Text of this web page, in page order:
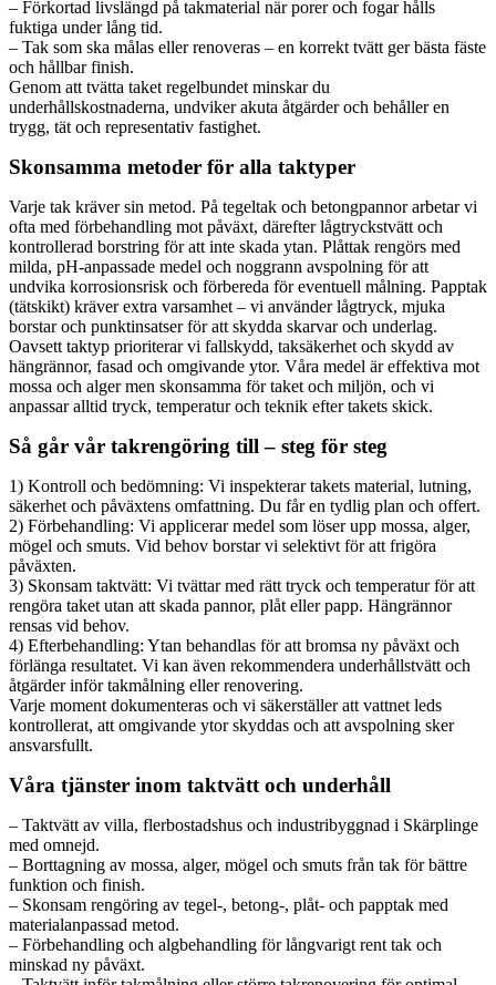
– Förkortad livslängd på takmaterial när porer och fogar hålls
fuktiga under lång tid.
– Tak som ska målas eller renoveras – en korrekt tvätt ger bästa fäste
och hållbar finish.
Genom att tvätta taket regelbundet minskar du
underhållskostnaderna, undviker akuta åtgärder och behåller en
trygg, tät och representativ fastighet.
Skonsamma metoder för alla taktyper
Varje tak kräver sin metod. På tegeltak och betongpannor arbetar vi
ofta med förbehandling mot påväxt, därefter lågtryckstvätt och
kontrollerad borstring för att inte skada ytan. Plåttak rengörs med
milda, pH-anpassade medel och noggrann avspolning för att
undvika korrosionsrisk och förbereda för eventuell målning. Papptak
(tätskikt) kräver extra varsamhet – vi använder lågtryck, mjuka
borstar och punktinsatser för att skydda skarvar och underlag.
Oavsett taktyp prioriterar vi fallskydd, taksäkerhet och skydd av
hängrännor, fasad och omgivande ytor. Våra medel är effektiva mot
mossa och alger men skonsamma för taket och miljön, och vi
anpassar alltid tryck, temperatur och teknik efter takets skick.
Så går vår takrengöring till – steg för steg
1) Kontroll och bedömning: Vi inspekterar takets material, lutning,
säkerhet och påväxtens omfattning. Du får en tydlig plan och offert.
2) Förbehandling: Vi applicerar medel som löser upp mossa, alger,
mögel och smuts. Vid behov borstar vi selektivt för att frigöra
påväxten.
3) Skonsam taktvätt: Vi tvättar med rätt tryck och temperatur för att
rengöra taket utan att skada pannor, plåt eller papp. Hängrännor
rensas vid behov.
4) Efterbehandling: Ytan behandlas för att bromsa ny påväxt och
förlänga resultatet. Vi kan även rekommendera underhållstvätt och
åtgärder inför takmålning eller renovering.
Varje moment dokumenteras och vi säkerställer att vattnet leds
kontrollerat, att omgivande ytor skyddas och att avspolning sker
ansvarsfullt.
Våra tjänster inom taktvätt och underhåll
– Taktvätt av villa, flerbostadshus och industribyggnad i Skärplinge
med omnejd.
– Borttagning av mossa, alger, mögel och smuts från tak för bättre
funktion och finish.
– Skonsam rengöring av tegel-, betong-, plåt- och papptak med
materialanpassad metod.
– Förbehandling och algbehandling för långvarigt rent tak och
minskad ny påväxt.